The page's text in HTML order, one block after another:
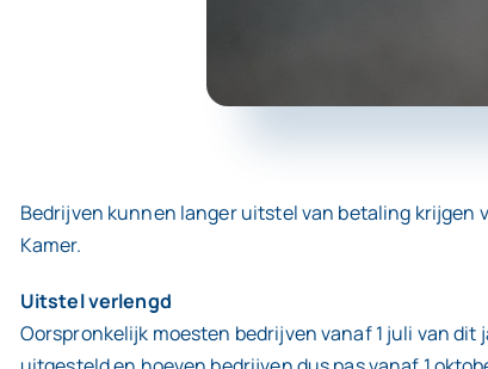
Bedrijven kunnen langer uitstel van betaling krijgen
Kamer.
Uitstel verlengd
Oorspronkelijk moesten bedrijven vanaf 1 juli van